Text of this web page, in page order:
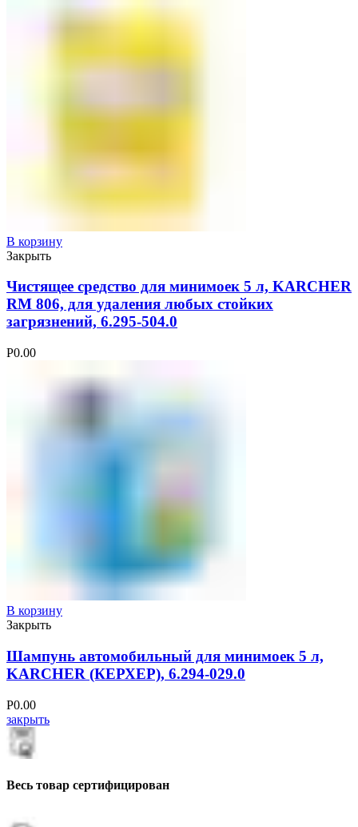
В корзину
Закрыть
Чистящее средство для минимоек 5 л, KARCHER
RM 806, для удаления любых стойких
загрязнений, 6.295-504.0
Р0.00
В корзину
Закрыть
Шампунь автомобильный для минимоек 5 л,
KARCHER (КЕРХЕР), 6.294-029.0
Р0.00
закрыть
Весь товар сертифицирован